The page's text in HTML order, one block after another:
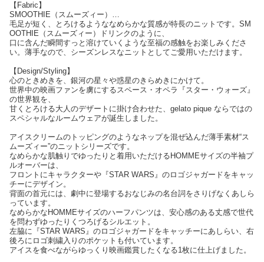
【Fabric】
SMOOTHIE（スムーズィー）…
毛足が短く、とろけるようななめらかな質感が特長のニットです。SM
OOTHIE（スムーズィー）ドリンクのように、
口に含んだ瞬間すっと溶けていくような至福の感触をお楽しみくださ
い。薄手なので、シーズンレスなニットとしてご愛用いただけます。
【Design/Styling】
心のときめきを、銀河の星々や惑星のきらめきにかけて。
世界中の映画ファンを虜にするスペース・オペラ『スター・ウォーズ』
の世界観を、
甘くとろける大人のデザートに掛け合わせた、gelato pique ならではの
スペシャルなルームウェアが誕生しました。
アイスクリームのトッピングのようなネップを混ぜ込んだ薄手素材“ス
ムーズィー”のニットシリーズです。
なめらかな肌触りでゆったりと着用いただけるHOMMEサイズの半袖プ
ルオーバーは、
フロントにキャラクターや『STAR WARS』のロゴジャガードをキャッ
チーにデザイン。
背面の首元には、劇中に登場するおなじみの名台詞をさりげなくあしら
っています。
なめらかなHOMMEサイズのハーフパンツは、安心感のある丈感で世代
を問わずゆったりくつろげるシルエット。
左脇に『STAR WARS』のロゴジャガードをキャッチーにあしらい、右
後ろにロゴ刺繍入りのポケットも付いています。
アイスを食べながらゆっくり映画鑑賞したくなる1枚に仕上げました。